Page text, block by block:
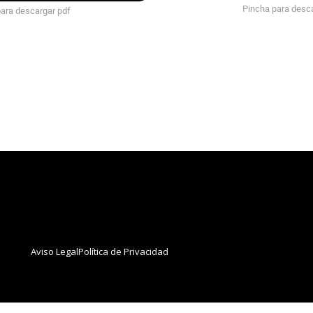
descargar pdf Pincha para
Aviso LegalPolítica de Privacidad